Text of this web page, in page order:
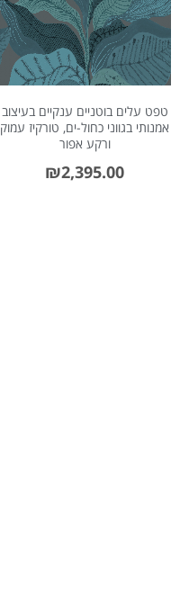
טפט עלים בוטניים ענקיים בעיצוב
אמנותי בגווני כחול-ים, טורקיז עמוק
ורקע אפור
₪2,395.00